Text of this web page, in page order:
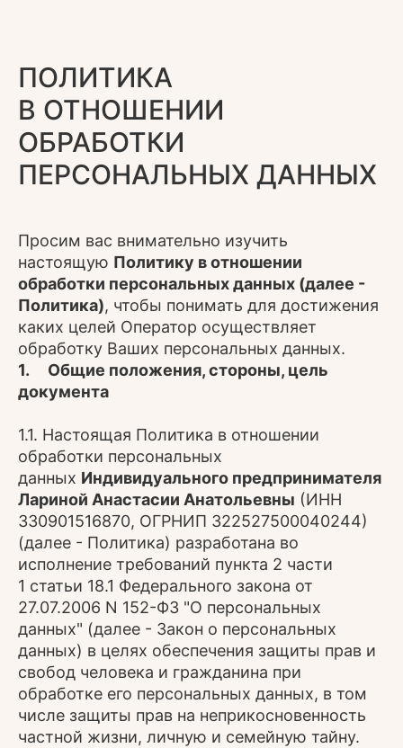
ПОЛИТИКА
В ОТНОШЕНИИ
ОБРАБОТКИ
ПЕРСОНАЛЬНЫХ ДАННЫХ
Просим вас внимательно изучить
настоящую Политику в отношении
обработки персональных данных (далее -
Политика), чтобы понимать для достижения
каких целей Оператор осуществляет
обработку Ваших персональных данных.
1. Общие положения, стороны, цель
документа
1.1. Настоящая Политика в отношении
обработки персональных
данных Индивидуального предпринимателя
Лариной Анастасии Анатольевны (ИНН
330901516870, ОГРНИП 322527500040244)
(далее - Политика) разработана во
исполнение требований пункта 2 части
1 статьи 18.1 Федерального закона от
27.07.2006 N 152-ФЗ "О персональных
данных" (далее - Закон о персональных
данных) в целях обеспечения защиты прав и
свобод человека и гражданина при
обработке его персональных данных, в том
числе защиты прав на неприкосновенность
частной жизни, личную и семейную тайну.